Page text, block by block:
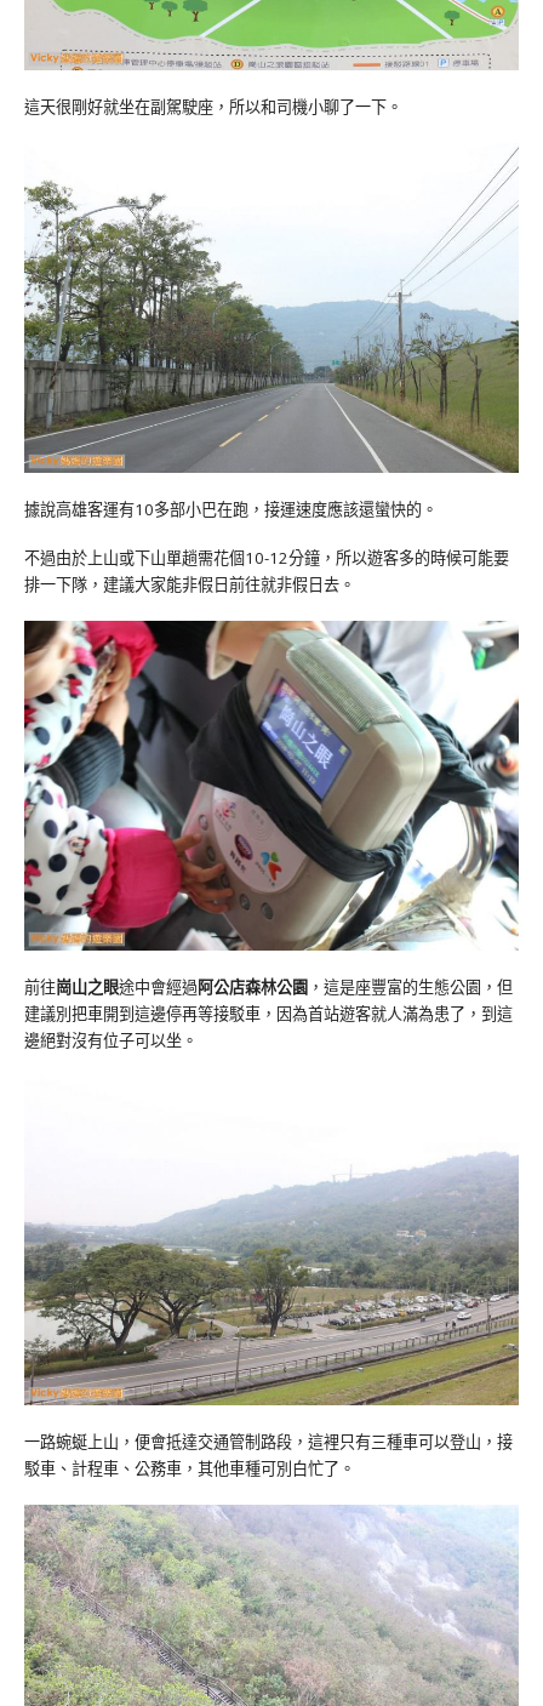
這天很剛好就坐在副駕駛座，所以和司機小聊了一下。
據說高雄客運有10多部小巴在跑，接運速度應該還蠻快的。
不過由於上山或下山單趟需花個10-12分鐘，所以遊客多的時候可能要
排一下隊，建議大家能非假日前往就非假日去。
前往崗山之眼途中會經過阿公店森林公園 ，這是座豐富的生態公園，但
建議別把車開到這邊停再等接駁車，因為首站遊客就人滿為患了，到這
邊絕對沒有位子可以坐。
一路蜿蜒上山，便會抵達交通管制路段，這裡只有三種車可以登山，接
駁車、計程車、公務車，其他車種可別白忙了。